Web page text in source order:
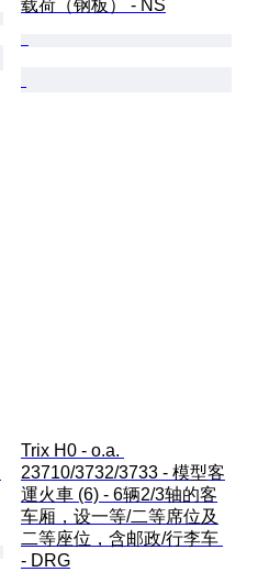
载荷（钢板） - NS
Trix H0 - o.a.
23710/3732/3733 - 模型客
運火車 (6) - 6辆2/3轴的客
车厢，设一等/二等席位及
二等座位，含邮政/行李车
- DRG